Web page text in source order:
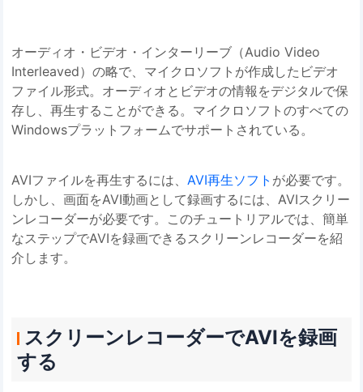
オーディオ・ビデオ・インターリーブ（Audio Video
Interleaved）の略で、マイクロソフトが作成したビデオ
ファイル形式。オーディオとビデオの情報をデジタルで保
存し、再生することができる。マイクロソフトのすべての
Windowsプラットフォームでサポートされている。
AVIファイルを再生するには、AVI再生ソフト が必要です。
しかし、画面をAVI動画として録画するには、AVIスクリー
ンレコーダーが必要です。このチュートリアルでは、簡単
なステップでAVIを録画できるスクリーンレコーダーを紹
介します。
スクリーンレコーダーでAVIを録画
する